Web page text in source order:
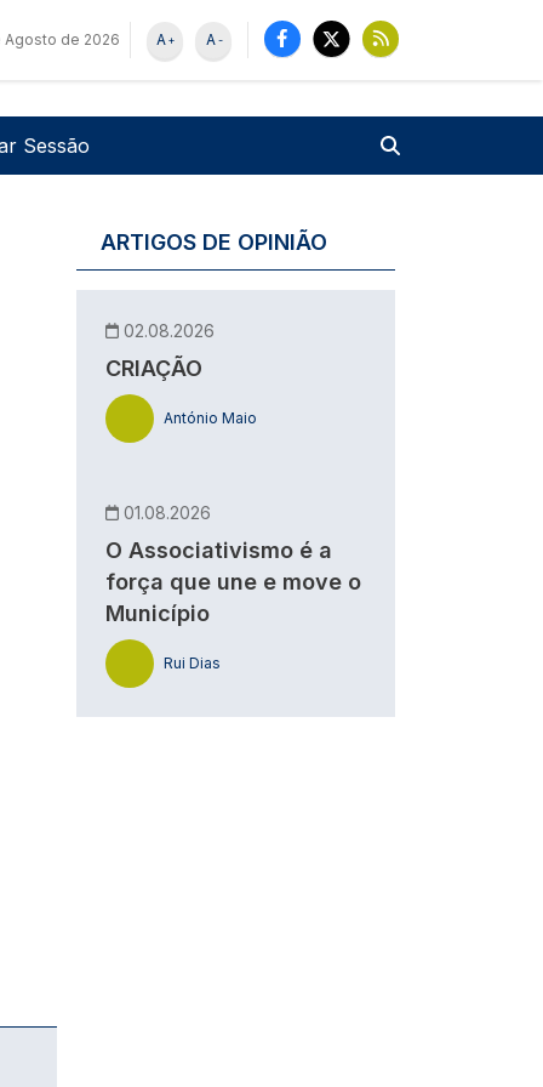
Agosto de 2026 -
A
+
A
de utilizador
Sessão
ARTIGOS DE OPINIÃO
02.08.2026
CRIAÇÃO
António Maio
01.08.2026
O Associativismo é a
força que une e move o
Município
Rui Dias